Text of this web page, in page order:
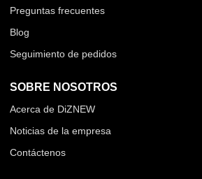
Preguntas frecuentes
Blog
Seguimiento de pedidos
SOBRE NOSOTROS
Acerca de DiZNEW
Noticias de la empresa
Contáctenos